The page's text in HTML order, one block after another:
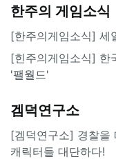
한주의 게임소식
[한주의게임소식] 세
[힌주의게임소식] 한
'팰월드'
겜덕연구소
[겜덕연구소] 경찰을
캐릭터들 대단하다!